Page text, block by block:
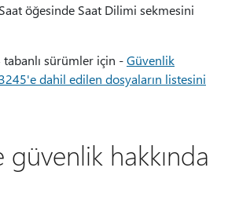
öğesinde Saat Dilimi sekmesini
sürümler için -Güvenlik
dahil edilen dosyaların listesini
güvenlik hakkında